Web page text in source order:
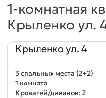
1-комнатная
Крыленко ул.
Крыленко ул. 4
3 спальных места (2+2)
1 комната
Кроватей/диванов: 2